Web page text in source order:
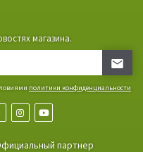
магазина.
политики конфиденциальности
партнер